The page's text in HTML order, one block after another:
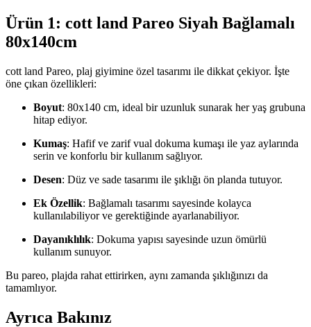
Ürün 1: cott land Pareo Siyah Bağlamalı
80x140cm
cott land Pareo, plaj giyimine özel tasarımı ile dikkat çekiyor. İşte
öne çıkan özellikleri:
Boyut: 80x140 cm, ideal bir uzunluk sunarak her yaş grubuna
hitap ediyor.
Kumaş: Hafif ve zarif vual dokuma kumaşı ile yaz aylarında
serin ve konforlu bir kullanım sağlıyor.
Desen: Düz ve sade tasarımı ile şıklığı ön planda tutuyor.
Ek Özellik: Bağlamalı tasarımı sayesinde kolayca
kullanılabiliyor ve gerektiğinde ayarlanabiliyor.
Dayanıklılık: Dokuma yapısı sayesinde uzun ömürlü
kullanım sunuyor.
Bu pareo, plajda rahat ettirirken, aynı zamanda şıklığınızı da
tamamlıyor.
Ayrıca Bakınız